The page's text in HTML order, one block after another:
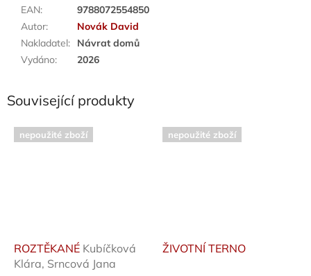
EAN:
9788072554850
Autor:
Novák David
Nakladatel:
Návrat domů
Vydáno: 2026
Související produkty
nepoužité zboží
ROZTĚKANÉ Kubíčková
Klára, Srncová Jana
nepoužité zboží
ŽIVOTNÍ TERNO